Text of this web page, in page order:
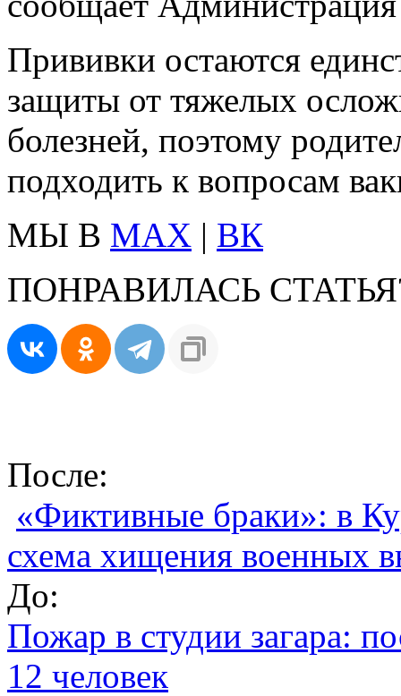
Прививки остаются
защиты от тяжелых
болезней, поэтому
подходить к вопросам
МЫ В MAX | ВК
ПОНРАВИЛАСЬ
После:
«Фиктивные браки»: в
схема хищения военных
До:
Пожар в студии загара:
12 человек